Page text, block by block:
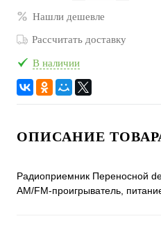
Нашли дешевле
Рассчитать доставку
В наличии
ОПИСАНИЕ
Радиоприемник Переносной
AM/FM-проигрыватель,